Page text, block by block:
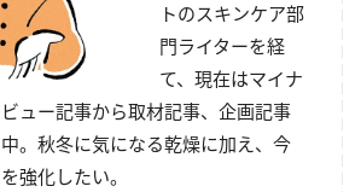
トのスキンケア部
門ライターを経
て、現在はマイナ
ュー記事から取材記事、企画記事
。秋冬に気になる乾燥に加え、今
強化したい。